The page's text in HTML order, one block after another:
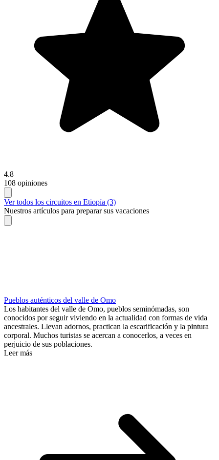
4.8
108 opiniones
Ver todos los circuitos en Etiopía (3)
Nuestros artículos para preparar sus vacaciones
Pueblos auténticos del valle de Omo
Los habitantes del valle de Omo, pueblos seminómadas, son
conocidos por seguir viviendo en la actualidad con formas de vida
ancestrales. Llevan adornos, practican la escarificación y la pintura
corporal. Muchos turistas se acercan a conocerlos, a veces en
perjuicio de sus poblaciones.
Leer más